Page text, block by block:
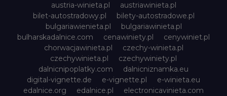
austria-winieta.pl
austriawinieta.pl
bilet-autostradowy.pl
bilety-autostradowe.pl
bulgariawienieta.pl
bulgariawinieta.pl
bulharskadalnice.com
cenawiniety.pl
cenywiniet.pl
chorwacjawinieta.pl
czechy-winieta.pl
czechywinieta.pl
czechywiniety.pl
dalnicnipoplatky.com
dalnicniznamka.eu
digital-vignette.de
e-vignette.pl
e-winieta.eu
edalnice.org
edalnice.pl
electronicavinieta.com